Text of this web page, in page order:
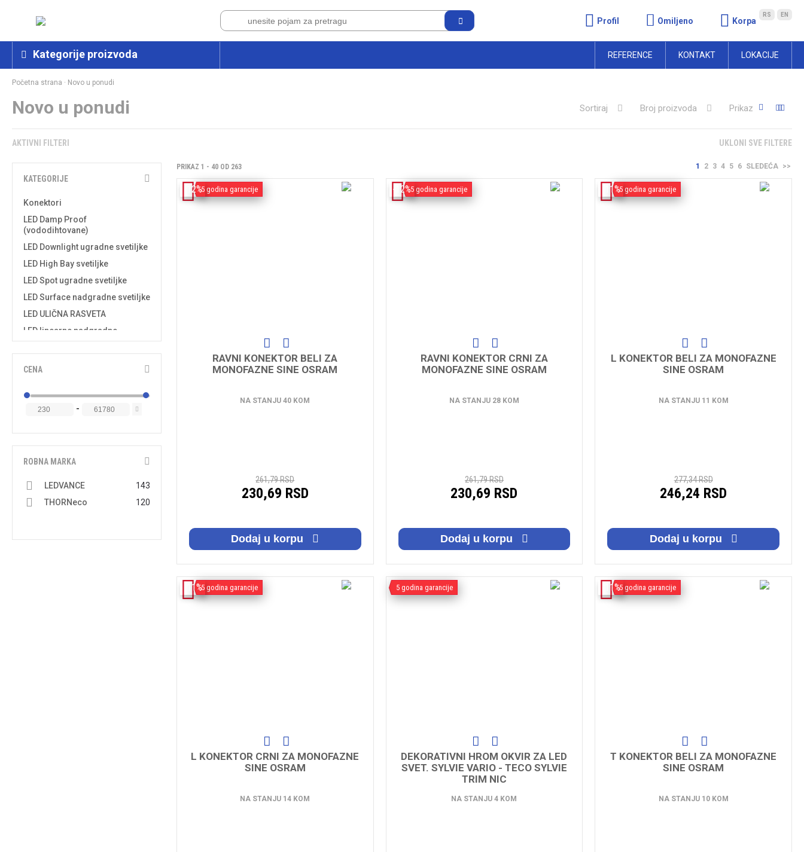
Profil Omiljeno Korpa
RS EN
Kategorije proizvoda REFERENCE KONTAKT LOKACIJE
Početna strana · Novo u ponudi
Novo u ponudi Sortiraj Broj proizvoda Prikaz
AKTIVNI FILTERI UKLONI SVE FILTERE
KATEGORIJE
Konektori
LED Damp Proof
(vododihtovane)
LED Downlight ugradne svetiljke
LED High Bay svetiljke
LED Spot ugradne svetiljke
LED Surface nadgradne svetiljke
LED ULIČNA RASVETA
LED linearne nadgradne
svetiljke
LED napajanja za module
LED paneli 1200X300-600 mm
LED paneli 600X600 mm
LED reflektori sa fotoćelijom
LED reflektori standardni
LED sijalice G4, G9, GU4 (MR11)
LED svetiljke za nadstrešnice
CENA
-
ROBNA MARKA
LEDVANCE
143
THORNeco
120
PRIKAZ 1 - 40 OD 263 1 2 3 4 5 6 SLEDEĆA >>
RAVNI KONEKTOR BELI ZA
MONOFAZNE SINE OSRAM
NA STANJU 40 KOM
261,79 RSD
230,69 RSD
-12%5 godina garancije
Dodaj u korpu
RAVNI KONEKTOR CRNI ZA
MONOFAZNE SINE OSRAM
NA STANJU 28 KOM
261,79 RSD
230,69 RSD
-12%5 godina garancije
Dodaj u korpu
L KONEKTOR BELI ZA MONOFAZNE
SINE OSRAM
NA STANJU 11 KOM
277,34 RSD
246,24 RSD
-11%5 godina garancije
Dodaj u korpu
L KONEKTOR CRNI ZA MONOFAZNE
SINE OSRAM
NA STANJU 14 KOM
-11%5 godina garancije
DEKORATIVNI HROM OKVIR ZA LED
SVET. SYLVIE VARIO - TECO SYLVIE
TRIM NIC
NA STANJU 4 KOM
5 godina garancije
T KONEKTOR BELI ZA MONOFAZNE
SINE OSRAM
NA STANJU 10 KOM
-11%5 godina garancije